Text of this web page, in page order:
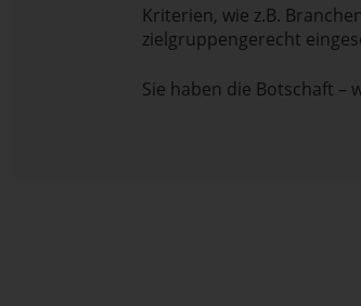
Kriterien, wie z.B.
zielgruppengerecht
Sie haben die Botschaft –